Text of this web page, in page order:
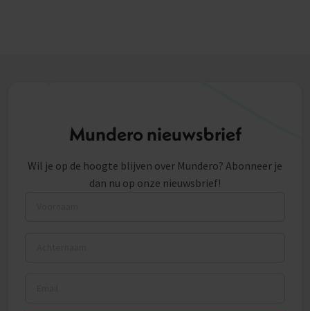
Mundero nieuwsbrief
Wil je op de hoogte blijven over Mundero? Abonneer je
dan nu op onze nieuwsbrief!